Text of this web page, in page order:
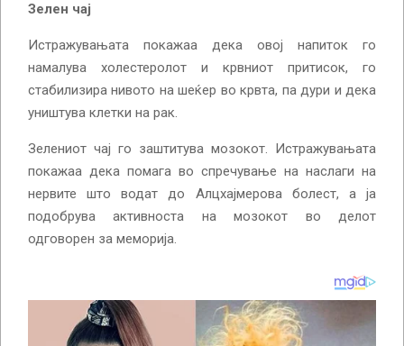
Зелен чај
Истражувањата покажаа дека овој напиток го
намалува холестеролот и крвниот притисок, го
стабилизира нивото на шеќер во крвта, па дури и дека
уништува клетки на рак.
Зелениот чај го заштитува мозокот. Истражувањата
покажаа дека помага во спречување на наслаги на
нервите што водат до Алцхајмерова болест, а ја
подобрува активноста на мозокот во делот
одговорен за меморија.